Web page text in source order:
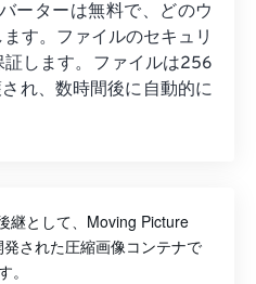
ーターは無料で、どのウ
す。ファイルのセキュリ
します。ファイルは256
れ、数時間後に自動的に
継として、Moving Picture
された圧縮画像コンテナで
。